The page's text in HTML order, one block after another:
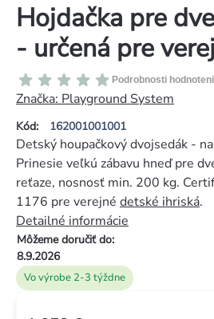
Hojdačka pre
- určená pre
Kód: 162001001001
Priemerné
hodnotenie
produktu
je
0,0
5
hviezdičiek.
Podrobnosti
Značka: Playground System
Vo výrobe 2-3 týždne
Môžeme doručiť do:
8.9.2026
Detský houpačkový dvojsedák -
Prinesie veľkú zábavu hneď pre
reťaze, nosnosť min. 200 kg.
1176 pre verejné detské ihriská.
Detailné informácie